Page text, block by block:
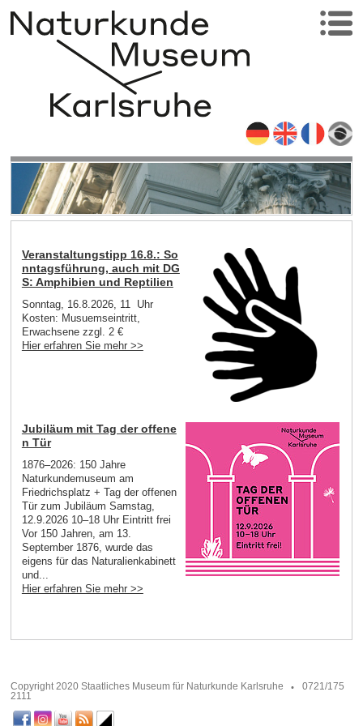
Veranstaltungstipp 16.8.: So
nntagsführung, auch mit DG
S: Amphibien und Reptilien
Sonntag, 16.8.2026, 11 Uhr
Kosten: Musuemseintritt,
Erwachsene zzgl. 2 €
Hier erfahren Sie mehr >>
Jubiläum mit Tag der offene
n Tür
1876–2026: 150 Jahre
Naturkundemuseum am
Friedrichsplatz + Tag der offenen
Tür zum Jubiläum Samstag,
12.9.2026 10–18 Uhr Eintritt frei
Vor 150 Jahren, am 13.
September 1876, wurde das
eigens für das Naturalienkabinett
und...
Hier erfahren Sie mehr >>
Copyright 2020 Staatliches Museum für Naturkunde Karlsruhe
0721/175
2111